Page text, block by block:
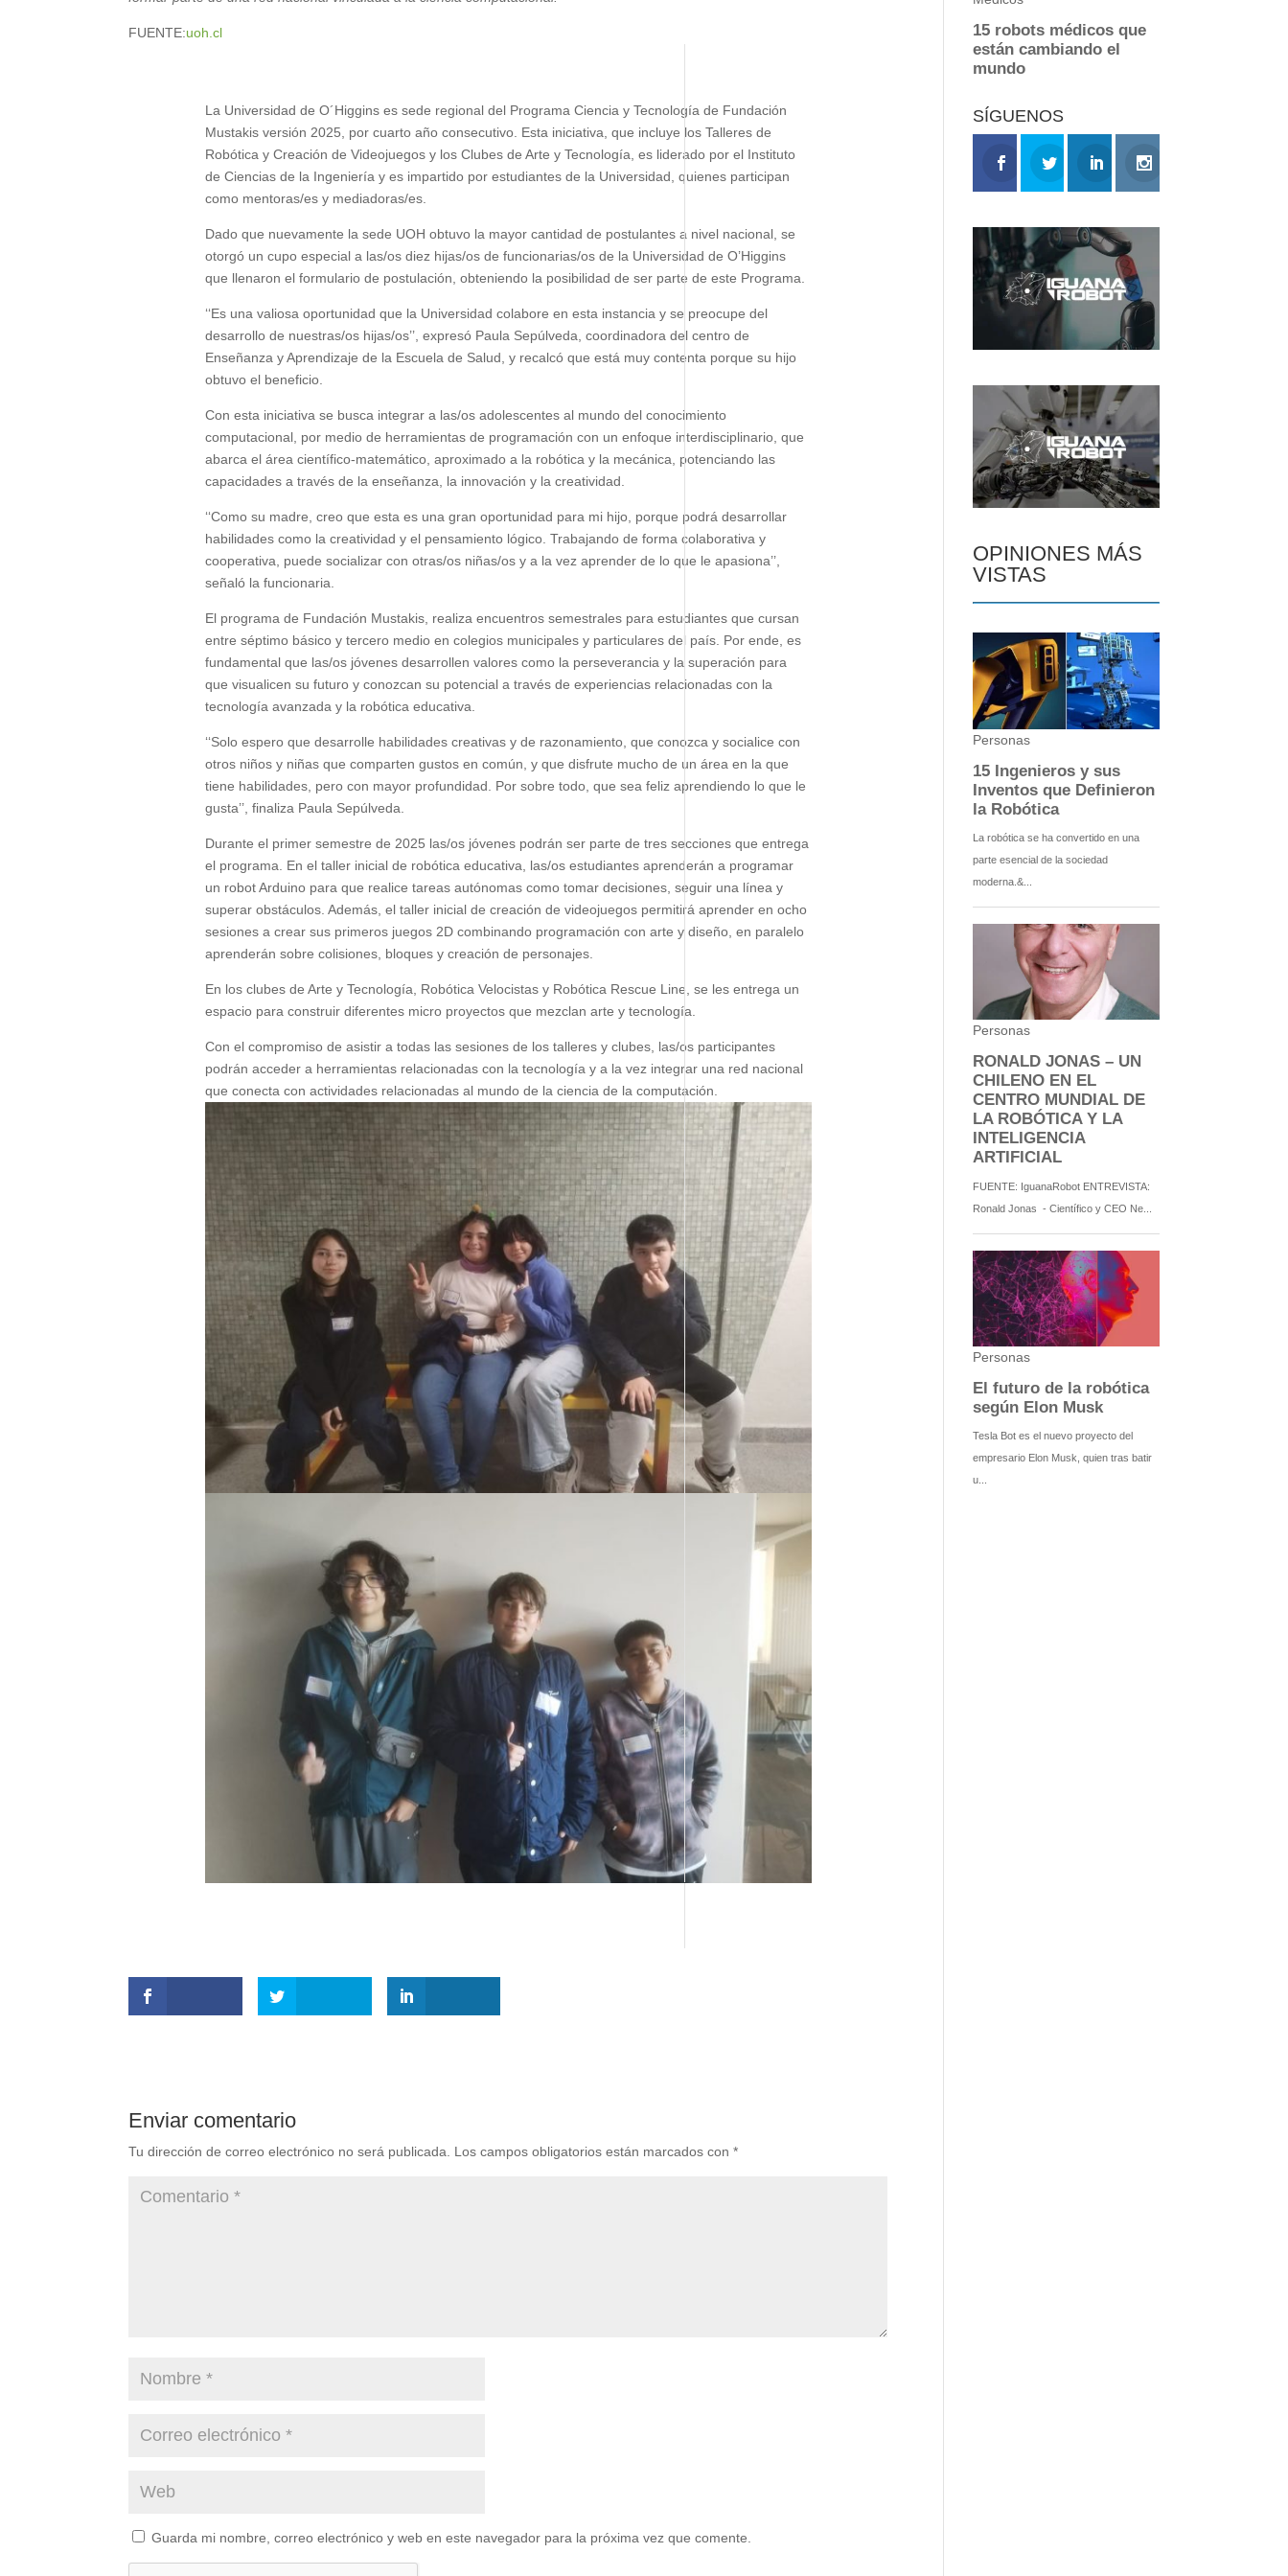
FUENTE:uoh.cl
La Universidad de O´Higgins es sede regional del Programa Ciencia y Tecnología de Fundación
Mustakis versión 2025, por cuarto año consecutivo. Esta iniciativa, que incluye los Talleres de
Robótica y Creación de Videojuegos y los Clubes de Arte y Tecnología, es liderado por el Instituto
de Ciencias de la Ingeniería y es impartido por estudiantes de la Universidad, quienes participan
como mentoras/es y mediadoras/es.
Dado que nuevamente la sede UOH obtuvo la mayor cantidad de postulantes a nivel nacional, se
otorgó un cupo especial a las/os diez hijas/os de funcionarias/os de la Universidad de O’Higgins
que llenaron el formulario de postulación, obteniendo la posibilidad de ser parte de este Programa.
‘‘Es una valiosa oportunidad que la Universidad colabore en esta instancia y se preocupe del
desarrollo de nuestras/os hijas/os’’, expresó Paula Sepúlveda, coordinadora del centro de
Enseñanza y Aprendizaje de la Escuela de Salud, y recalcó que está muy contenta porque su hijo
obtuvo el beneficio.
Con esta iniciativa se busca integrar a las/os adolescentes al mundo del conocimiento
computacional, por medio de herramientas de programación con un enfoque interdisciplinario, que
abarca el área científico-matemático, aproximado a la robótica y la mecánica, potenciando las
capacidades a través de la enseñanza, la innovación y la creatividad.
‘‘Como su madre, creo que esta es una gran oportunidad para mi hijo, porque podrá desarrollar
habilidades como la creatividad y el pensamiento lógico. Trabajando de forma colaborativa y
cooperativa, puede socializar con otras/os niñas/os y a la vez aprender de lo que le apasiona’’,
señaló la funcionaria.
El programa de Fundación Mustakis, realiza encuentros semestrales para estudiantes que cursan
entre séptimo básico y tercero medio en colegios municipales y particulares del país. Por ende, es
fundamental que las/os jóvenes desarrollen valores como la perseverancia y la superación para
que visualicen su futuro y conozcan su potencial a través de experiencias relacionadas con la
tecnología avanzada y la robótica educativa.
‘‘Solo espero que desarrolle habilidades creativas y de razonamiento, que conozca y socialice con
otros niños y niñas que comparten gustos en común, y que disfrute mucho de un área en la que
tiene habilidades, pero con mayor profundidad. Por sobre todo, que sea feliz aprendiendo lo que le
gusta’’, finaliza Paula Sepúlveda.
Durante el primer semestre de 2025 las/os jóvenes podrán ser parte de tres secciones que entrega
el programa. En el taller inicial de robótica educativa, las/os estudiantes aprenderán a programar
un robot Arduino para que realice tareas autónomas como tomar decisiones, seguir una línea y
superar obstáculos. Además, el taller inicial de creación de videojuegos permitirá aprender en ocho
sesiones a crear sus primeros juegos 2D combinando programación con arte y diseño, en paralelo
aprenderán sobre colisiones, bloques y creación de personajes.
En los clubes de Arte y Tecnología, Robótica Velocistas y Robótica Rescue Line, se les entrega un
espacio para construir diferentes micro proyectos que mezclan arte y tecnología.
Con el compromiso de asistir a todas las sesiones de los talleres y clubes, las/os participantes
podrán acceder a herramientas relacionadas con la tecnología y a la vez integrar una red nacional
que conecta con actividades relacionadas al mundo de la ciencia de la computación.
Enviar comentario
Tu dirección de correo electrónico no será publicada. Los campos obligatorios están marcados con*
Guarda mi nombre, correo electrónico y web en este navegador para la próxima vez que comente.
SÍGUENOS
OPINIONES MÁS
VISTAS